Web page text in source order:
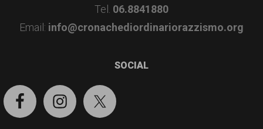
Tel. 06.8841880
Email: info@cronachediordinariorazzismo.org
SOCIAL